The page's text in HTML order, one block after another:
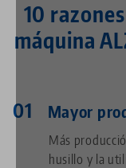
10
máquina
Mayor
Más
husillo y la